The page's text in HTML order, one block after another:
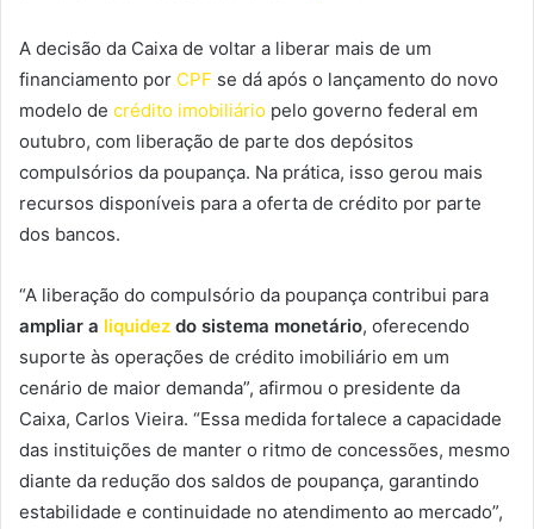
A decisão da Caixa de voltar a liberar mais de um
financiamento por CPF se dá após o lançamento do novo
modelo de crédito imobiliário pelo governo federal em
outubro, com liberação de parte dos depósitos
compulsórios da poupança. Na prática, isso gerou mais
recursos disponíveis para a oferta de crédito por parte
dos bancos.
“A liberação do compulsório da poupança contribui para
ampliar a liquidez do sistema monetário, oferecendo
suporte às operações de crédito imobiliário em um
cenário de maior demanda”, afirmou o presidente da
Caixa, Carlos Vieira. “Essa medida fortalece a capacidade
das instituições de manter o ritmo de concessões, mesmo
diante da redução dos saldos de poupança, garantindo
estabilidade e continuidade no atendimento ao mercado”,